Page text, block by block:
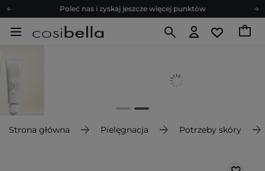
Poleć nas i zyskaj jeszcze więcej punktów
Zapisz się na newsletter pełen porad
Poleć nas i zyskaj jeszcze więcej punktów
Strona główna Pielęgnacja Potrzeby skóry